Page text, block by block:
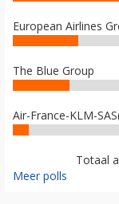
European Airlines
The Blue Group
Air-France-KLM-
Totaal
Meer polls